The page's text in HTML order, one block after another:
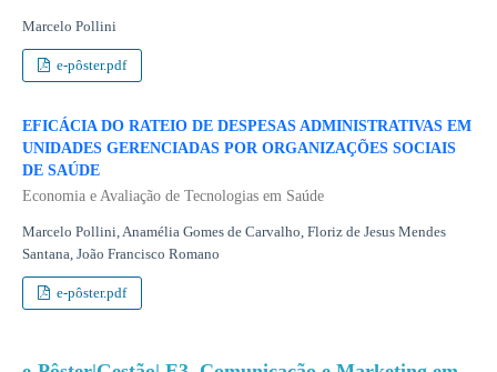
Marcelo Pollini
e-pôster.pdf
EFICÁCIA DO RATEIO DE DESPESAS ADMINISTRATIVAS EM
UNIDADES GERENCIADAS POR ORGANIZAÇÕES SOCIAIS
DE SAÚDE
Economia e Avaliação de Tecnologias em Saúde
Marcelo Pollini, Anamélia Gomes de Carvalho, Floriz de Jesus Mendes
Santana, João Francisco Romano
e-pôster.pdf